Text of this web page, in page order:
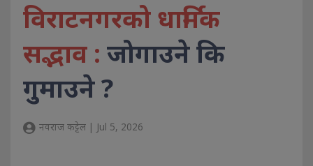
विराटनगरको धार्मिक
सद्भाव : जोगाउने कि
गुमाउने ?
नवराज कट्टेल | Jul 5, 2026